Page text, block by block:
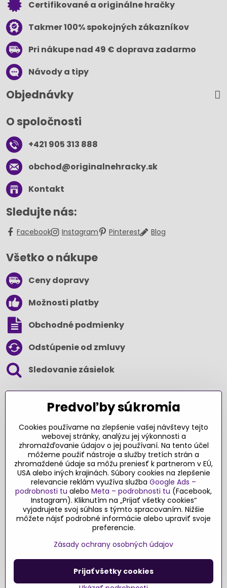
Certifikované a originálne hračky
Takmer 100% spokojných zákazníkov
Pri nákupe nad 49 € doprava zadarmo
Návody a tipy
Objednávky
O spoločnosti
+421 905 313 888
obchod​@originalnehracky​.sk
Kontakt
Sledujte nás:
Facebook Instagram Pinterest Blog
Všetko o nákupe
Ceny dopravy
Možnosti platby
Obchodné podmienky
Odstúpenie od zmluvy
Sledovanie zásielok
Ďakujeme za podporu
Sme slovenský e-shop​. Fungujeme len
vďaka vám – rodičom a všetkým, ktorí veria
v poctivý výber kvalitných hračiek s
pridanou hodnotou​. Každý nákup na
Originalnehracky​.sk je pre nás podporou a
motiváciou prinášať hračky a produkty,
ktoré majú zmysel​.
©2026Copyright
Predvoľby súkromiaZásady ochrany osobných údajov
Podmienky používania
Predvoľby súkromia
Cookies používame na zlepšenie vašej návštevy tejto
webovej stránky, analýzu jej výkonnosti a
zhromažďovanie údajov o jej používaní. Na tento účel
môžeme použiť nástroje a služby tretích strán a
zhromaždené údaje sa môžu preniesť k partnerom v EÚ,
USA alebo iných krajinách. Súbory cookies na zlepšenie
relevancie reklám využíva služba Google Ads –
podrobnosti tu alebo Meta – podrobnosti tu (Facebook,
Instagram). Kliknutím na „Prijať všetky cookies“
vyjadrujete svoj súhlas s týmto spracovaním. Nižšie
môžete nájsť podrobné informácie alebo upraviť svoje
preferencie.
Zásady ochrany osobných údajov
Prijať všetky cookies